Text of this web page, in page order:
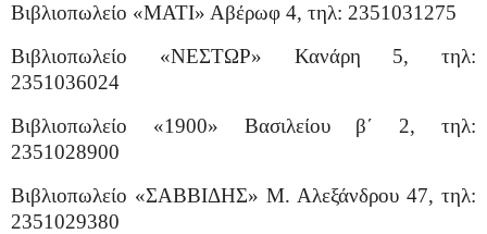
Βιβλιοπωλείο «ΜΑΤΙ» Αβέρωφ 4, τηλ: 2351031275
Βιβλιοπωλείο «ΝΕΣΤΩΡ» Κανάρη 5, τηλ:
2351036024
Βιβλιοπωλείο «1900» Βασιλείου β΄ 2, τηλ:
2351028900
Βιβλιοπωλείο «ΣΑΒΒΙΔΗΣ» Μ. Αλεξάνδρου 47, τηλ:
2351029380